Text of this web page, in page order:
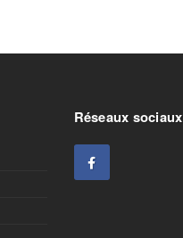
Réseaux sociaux